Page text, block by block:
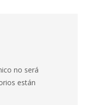
no será
están